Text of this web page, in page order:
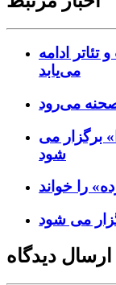
ادامه
می‌یابد
می‌رود
برگزار می
شود
را خواند
می شود
ارسال دیدگاه